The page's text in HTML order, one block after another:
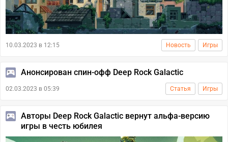
10.03.2023 в 12:15 Новость Игры
Анонсирован спин-офф Deep Rock Galactic
02.03.2023 в 05:39 Статья Игры
Авторы Deep Rock Galactic вернут альфа-версию
игры в честь юбилея